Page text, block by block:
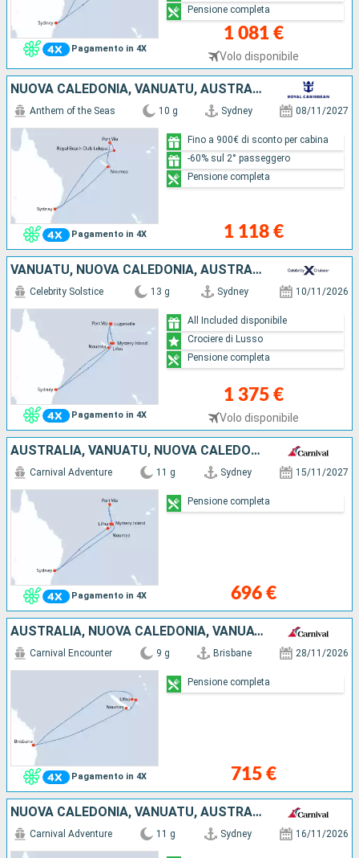
Pagamento in 4X
1 081 €
Volo disponibile
Pensione completa
NUOVA CALEDONIA, VANUATU, AUSTRALIA
Pagamento in 4X
Anthem of the Seas 10 g Sydney 08/11/2027
1 118 €
Fino a 900€ di sconto per cabina
-60% sul 2° passeggero
Pensione completa
VANUATU, NUOVA CALEDONIA, AUSTRALIA
Pagamento in 4X
Celebrity Solstice 13 g Sydney 10/11/2026
1 375 €
Volo disponibile
All Included disponibile
Crociere di Lusso
Pensione completa
AUSTRALIA, VANUATU, NUOVA CALEDONIA
Pagamento in 4X
Carnival Adventure 11 g Sydney 15/11/2027
696 €
Pensione completa
AUSTRALIA, NUOVA CALEDONIA, VANUATU
Pagamento in 4X
Carnival Encounter 9 g Brisbane 28/11/2026
715 €
Pensione completa
NUOVA CALEDONIA, VANUATU, AUSTRALIA
Carnival Adventure 11 g Sydney 16/11/2026